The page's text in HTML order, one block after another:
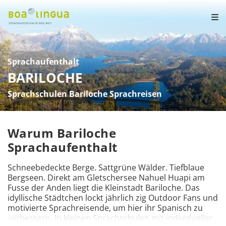
Sprachaufenthalt
BARILOCHE
Sprachschulen Bariloche Sprachreisen
Warum Bariloche
Sprachaufenthalt
Schneebedeckte Berge. Sattgrüne Wälder. Tiefblaue
Bergseen. Direkt am Gletschersee Nahuel Huapi am
Fusse der Anden liegt die Kleinstadt Bariloche. Das
idyllische Städtchen lockt jährlich zig Outdoor Fans und
motivierte Sprachreisende, um hier ihr Spanisch zu
verbessern. In kleinen Sprachschulen mit individueller